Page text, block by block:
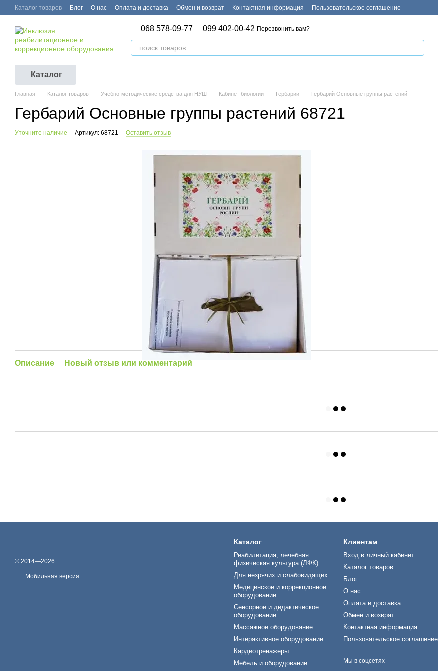
Перейти к основному контенту
Каталог товаров Блог О нас Оплата и доставка Обмен и возврат Контактная информация Пользовательское соглашение
068 578-09-77 099 402-00-42 Перезвонить вам?
Каталог
Главная Каталог товаров Учебно-методические средства для НУШ Кабинет биологии Гербарии Гербарий Основные группы растений
Гербарий Основные группы растений 68721
Уточните наличие Артикул: 68721 Оставить отзыв
Описание Новый отзыв или комментарий
© 2014—2026
Мобильная версия
Каталог
Реабилитация, лечебная
физическая культура (ЛФК)
Для незрячих и слабовидящих
Медицинское и коррекционное
оборудование
Сенсорное и дидактическое
оборудование
Массажное оборудование
Интерактивное оборудование
Кардиотренажеры
Мебель и оборудование
Клиентам
Вход в личный кабинет
Каталог товаров
Блог
О нас
Оплата и доставка
Обмен и возврат
Контактная информация
Пользовательское соглашение
Мы в соцсетях